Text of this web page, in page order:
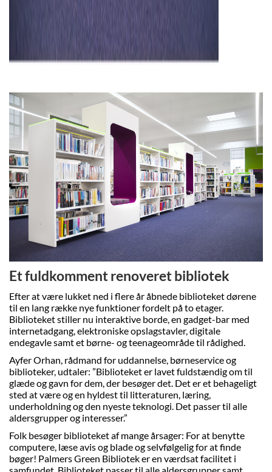
Et fuldkomment renoveret bibliotek
Efter at være lukket ned i flere år åbnede biblioteket dørene
til en lang række nye funktioner fordelt på to etager.
Biblioteket stiller nu interaktive borde, en gadget-bar med
internetadgang, elektroniske opslagstavler, digitale
endegavle samt et børne- og teenageområde til rådighed.
Ayfer Orhan, rådmand for uddannelse, børneservice og
biblioteker, udtaler: ”Biblioteket er lavet fuldstændig om til
glæde og gavn for dem, der besøger det. Det er et behageligt
sted at være og en hyldest til litteraturen, læring,
underholdning og den nyeste teknologi. Det passer til alle
aldersgrupper og interesser.”
Folk besøger biblioteket af mange årsager: For at benytte
computere, læse avis og blade og selvfølgelig for at finde
bøger! Palmers Green Bibliotek er en værdsat facilitet i